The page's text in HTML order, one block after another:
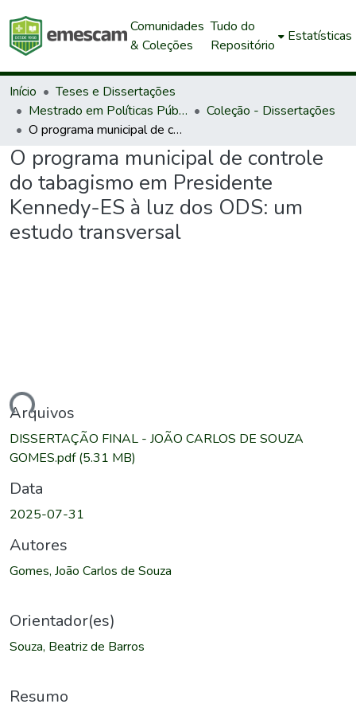
Comunidades
& Coleções
Tudo do
Repositório
Estatísticas
Início
Teses e Dissertações
Mestrado em Políticas Públicas e Desenvolvimento Local
Coleção - Dissertações
O programa municipal de controle do tabagismo em Presidente Kennedy-ES à luz dos ODS: um estudo transversal
O programa municipal de controle
do tabagismo em Presidente
Kennedy-ES à luz dos ODS: um
estudo transversal
Arquivos
DISSERTAÇÃO FINAL - JOÃO CARLOS DE SOUZA
GOMES.pdf(5.31 MB)
Data
2025-07-31
Autores
Gomes, João Carlos de Souza
Orientador(es)
Souza, Beatriz de Barros
Resumo